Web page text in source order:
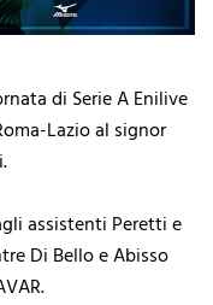
di Serie A Enilive
Lazio al signor
assistenti Peretti e
Di Bello e Abisso